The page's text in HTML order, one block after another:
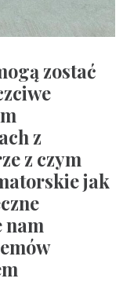
zostać
z
z czym
jak
nam